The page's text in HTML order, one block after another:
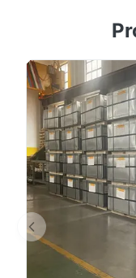
untuk Kaleng Bir &
tinplate, ETP
untuk produksi
minuman ringan.